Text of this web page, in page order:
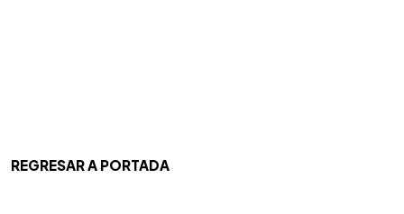
REGRESAR A PORTADA